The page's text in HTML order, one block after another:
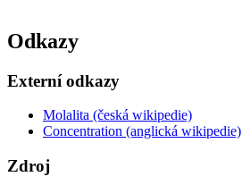
Odkazy
Externí odkazy
Molalita (česká wikipedie)
Concentration (anglická wikipedie)
Zdroj